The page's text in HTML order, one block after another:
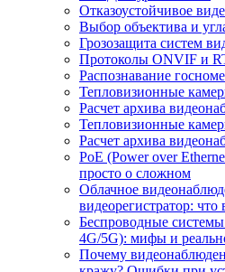
Отказоустойчивое
Выбор объектива и
Грозозащита систем
Протоколы ONVIF и
Распознавание
Тепловизионные
Расчет архива
Тепловизионные
Расчет архива
PoE (Power over
просто о сложном
Облачное
видеорегистратор: что
Беспроводные
4G/5G): мифы и
Почему